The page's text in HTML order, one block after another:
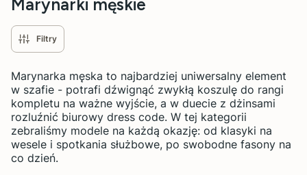
Marynarki męskie
Filtry
Marynarka męska to najbardziej uniwersalny element
w szafie - potrafi dźwignąć zwykłą koszulę do rangi
kompletu na ważne wyjście, a w duecie z dżinsami
rozluźnić biurowy dress code. W tej kategorii
zebraliśmy modele na każdą okazję: od klasyki na
wesele i spotkania służbowe, po swobodne fasony na
co dzień.